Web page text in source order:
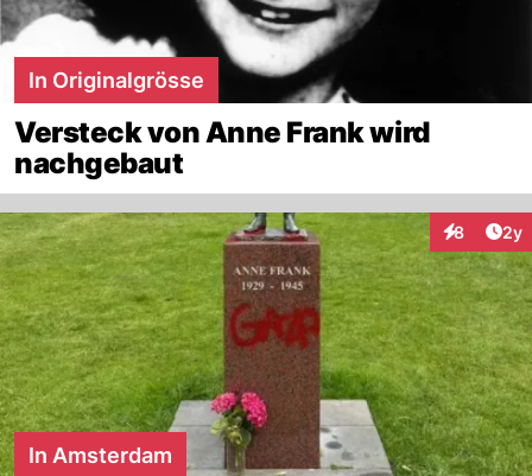
In Originalgrösse
Versteck von Anne Frank wird
nachgebaut
8 2y
In Amsterdam